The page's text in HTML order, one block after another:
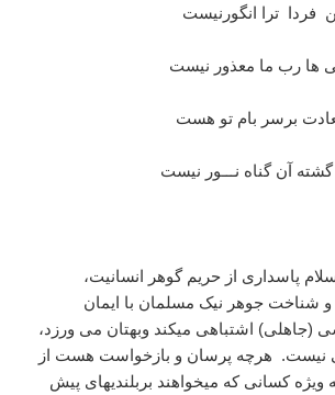
فردا ترا انگورنیست
ها رب ما معذور نیست
برسر بام تو هست
آن گناه نـــور نیست
پاسداری از حریم گوهر انسانیت،
شناخت جوهر نیک مسلمان با ایمان
(جاهلی) اشتباهی میکند وبهتان می ورزد،
نیست. هرچه پرسان و بازخواست هست از
ویژه کسانی که میخواهند بربلندیهای پیش